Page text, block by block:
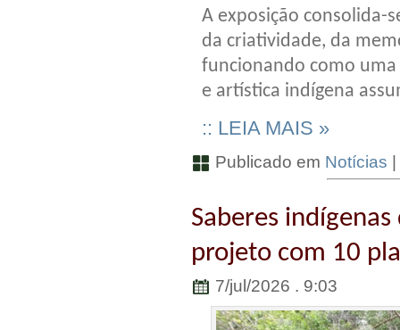
A exposição consolida-
da criatividade, da
funcionando como
e artística indígena
:: LEIA MAIS »
Publicado em Notícias
Saberes indígenas
projeto com 10
7/jul/2026 . 9:03